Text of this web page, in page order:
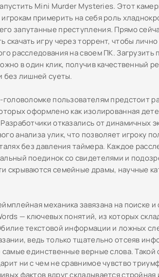
Mini Murder Mysteries. Этот
примерить на себя роль
запутанные преступления. Прямо
скачать игру через торрент, чтобы
расследования на своем ПК.
в один клик, получив качественный
без лишней суеты.
пользователям предстоит
оформлено как изолированная
отказались от динамичных
анализа улик, что позволяет игроку
без давления таймера. Каждое
поединок со свидетелями и
скрываются семейные драмы, научные
механика завязана на поиске
— ключевых понятий, из которых
текстовой информации и ложных
ведь только тщательно отсеяв
самые единственные верные слова. Такой
ни с чем не сравнимое чувство
фактов вдруг складывается